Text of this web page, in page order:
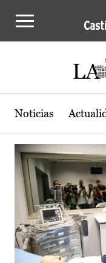
Actualidad
Noticias